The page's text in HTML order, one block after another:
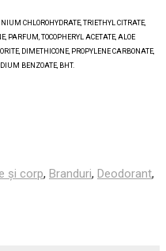
CHLOROHYDRATE, TRIETHYL CITRATE,
PARFUM, TOCOPHERYL ACETATE, ALOE
DIMETHICONE, PROPYLENE CARBONATE,
BENZOATE, BHT.
și corp, Branduri, Deodorant,